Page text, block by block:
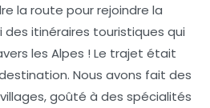
la route pour rejoindre la
des itinéraires touristiques qui
les Alpes ! Le trajet était
Nous avons fait des
goûté à des spécialités